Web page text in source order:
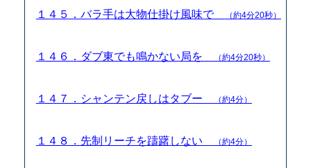
１４５．バラ手は大物仕掛け風味で （約4分20秒）
１４６．ダブ東でも鳴かない局を （約4分20秒）
１４７．シャンテン戻しはタブー （約4分）
１４８．先制リーチを躊躇しない （約4分）